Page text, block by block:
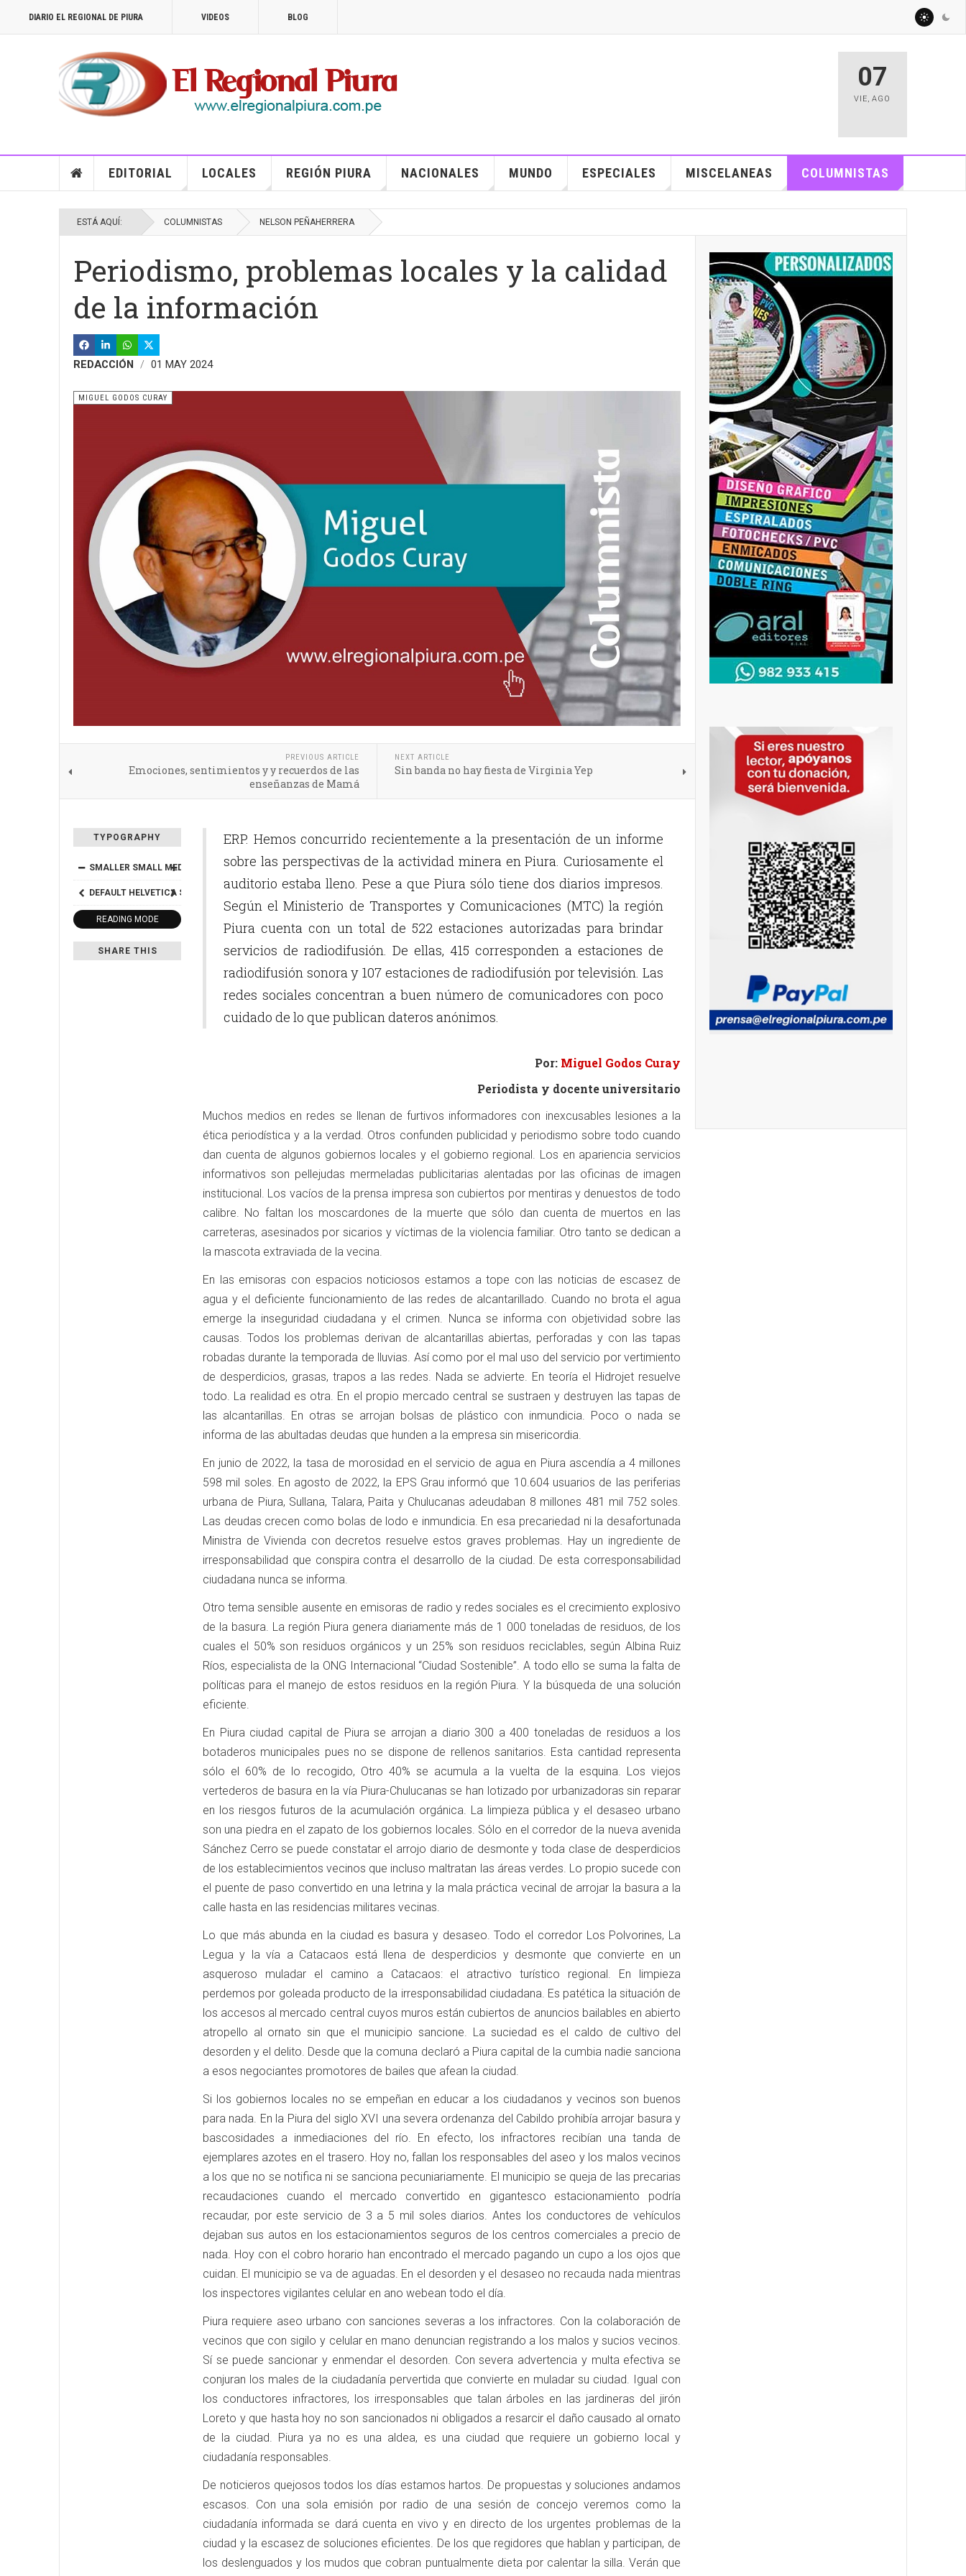
DIARIO EL REGIONAL DE PIURA VIDEOS BLOG
07
VIE,AGO
EDITORIAL LOCALES REGIÓN PIURA NACIONALES MUNDO ESPECIALES MISCELANEAS COLUMNISTAS
ESTÁ AQUÍ: COLUMNISTAS NELSON PEÑAHERRERA
Periodismo, problemas locales y la calidad
de la información
REDACCIÓN 01 MAY 2024
MIGUEL GODOS CURAY
PREVIOUS ARTICLE
Emociones, sentimientos y y recuerdos de las
enseñanzas de Mamá
NEXT ARTICLE
Sin banda no hay fiesta de Virginia Yep
TYPOGRAPHY
SMALLER SMALL MEDIUM BIGGER
DEFAULT HELVETICA SEGOE
READING MODE
SHARE THIS
ERP. Hemos concurrido recientemente a la presentación de un informe
sobre las perspectivas de la actividad minera en Piura. Curiosamente el
auditorio estaba lleno. Pese a que Piura sólo tiene dos diarios impresos.
Según el Ministerio de Transportes y Comunicaciones (MTC) la región
Piura cuenta con un total de 522 estaciones autorizadas para brindar
servicios de radiodifusión. De ellas, 415 corresponden a estaciones de
radiodifusión sonora y 107 estaciones de radiodifusión por televisión. Las
redes sociales concentran a buen número de comunicadores con poco
cuidado de lo que publican dateros anónimos.
Por: Miguel Godos Curay
Periodista y docente universitario
Muchos medios en redes se llenan de furtivos informadores con inexcusables lesiones a la
ética periodística y a la verdad. Otros confunden publicidad y periodismo sobre todo cuando
dan cuenta de algunos gobiernos locales y el gobierno regional. Los en apariencia servicios
informativos son pellejudas mermeladas publicitarias alentadas por las oficinas de imagen
institucional. Los vacíos de la prensa impresa son cubiertos por mentiras y denuestos de todo
calibre. No faltan los moscardones de la muerte que sólo dan cuenta de muertos en las
carreteras, asesinados por sicarios y víctimas de la violencia familiar. Otro tanto se dedican a
la mascota extraviada de la vecina.
En las emisoras con espacios noticiosos estamos a tope con las noticias de escasez de
agua y el deficiente funcionamiento de las redes de alcantarillado. Cuando no brota el agua
emerge la inseguridad ciudadana y el crimen. Nunca se informa con objetividad sobre las
causas. Todos los problemas derivan de alcantarillas abiertas, perforadas y con las tapas
robadas durante la temporada de lluvias. Así como por el mal uso del servicio por vertimiento
de desperdicios, grasas, trapos a las redes. Nada se advierte. En teoría el Hidrojet resuelve
todo. La realidad es otra. En el propio mercado central se sustraen y destruyen las tapas de
las alcantarillas. En otras se arrojan bolsas de plástico con inmundicia. Poco o nada se
informa de las abultadas deudas que hunden a la empresa sin misericordia.
En junio de 2022, la tasa de morosidad en el servicio de agua en Piura ascendía a 4 millones
598 mil soles. En agosto de 2022, la EPS Grau informó que 10.604 usuarios de las periferias
urbana de Piura, Sullana, Talara, Paita y Chulucanas adeudaban 8 millones 481 mil 752 soles.
Las deudas crecen como bolas de lodo e inmundicia. En esa precariedad ni la desafortunada
Ministra de Vivienda con decretos resuelve estos graves problemas. Hay un ingrediente de
irresponsabilidad que conspira contra el desarrollo de la ciudad. De esta corresponsabilidad
ciudadana nunca se informa.
Otro tema sensible ausente en emisoras de radio y redes sociales es el crecimiento explosivo
de la basura. La región Piura genera diariamente más de 1 000 toneladas de residuos, de los
cuales el 50% son residuos orgánicos y un 25% son residuos reciclables, según Albina Ruiz
Ríos, especialista de la ONG Internacional “Ciudad Sostenible”. A todo ello se suma la falta de
políticas para el manejo de estos residuos en la región Piura. Y la búsqueda de una solución
eficiente.
En Piura ciudad capital de Piura se arrojan a diario 300 a 400 toneladas de residuos a los
botaderos municipales pues no se dispone de rellenos sanitarios. Esta cantidad representa
sólo el 60% de lo recogido, Otro 40% se acumula a la vuelta de la esquina. Los viejos
vertederos de basura en la vía Piura-Chulucanas se han lotizado por urbanizadoras sin reparar
en los riesgos futuros de la acumulación orgánica. La limpieza pública y el desaseo urbano
son una piedra en el zapato de los gobiernos locales. Sólo en el corredor de la nueva avenida
Sánchez Cerro se puede constatar el arrojo diario de desmonte y toda clase de desperdicios
de los establecimientos vecinos que incluso maltratan las áreas verdes. Lo propio sucede con
el puente de paso convertido en una letrina y la mala práctica vecinal de arrojar la basura a la
calle hasta en las residencias militares vecinas.
Lo que más abunda en la ciudad es basura y desaseo. Todo el corredor Los Polvorines, La
Legua y la vía a Catacaos está llena de desperdicios y desmonte que convierte en un
asqueroso muladar el camino a Catacaos: el atractivo turístico regional. En limpieza
perdemos por goleada producto de la irresponsabilidad ciudadana. Es patética la situación de
los accesos al mercado central cuyos muros están cubiertos de anuncios bailables en abierto
atropello al ornato sin que el municipio sancione. La suciedad es el caldo de cultivo del
desorden y el delito. Desde que la comuna declaró a Piura capital de la cumbia nadie sanciona
a esos negociantes promotores de bailes que afean la ciudad.
Si los gobiernos locales no se empeñan en educar a los ciudadanos y vecinos son buenos
para nada. En la Piura del siglo XVI una severa ordenanza del Cabildo prohibía arrojar basura y
bascosidades a inmediaciones del río. En efecto, los infractores recibían una tanda de
ejemplares azotes en el trasero. Hoy no, fallan los responsables del aseo y los malos vecinos
a los que no se notifica ni se sanciona pecuniariamente. El municipio se queja de las precarias
recaudaciones cuando el mercado convertido en gigantesco estacionamiento podría
recaudar, por este servicio de 3 a 5 mil soles diarios. Antes los conductores de vehículos
dejaban sus autos en los estacionamientos seguros de los centros comerciales a precio de
nada. Hoy con el cobro horario han encontrado el mercado pagando un cupo a los ojos que
cuidan. El municipio se va de aguadas. En el desorden y el desaseo no recauda nada mientras
los inspectores vigilantes celular en ano webean todo el día.
Piura requiere aseo urbano con sanciones severas a los infractores. Con la colaboración de
vecinos que con sigilo y celular en mano denuncian registrando a los malos y sucios vecinos.
Sí se puede sancionar y enmendar el desorden. Con severa advertencia y multa efectiva se
conjuran los males de la ciudadanía pervertida que convierte en muladar su ciudad. Igual con
los conductores infractores, los irresponsables que talan árboles en las jardineras del jirón
Loreto y que hasta hoy no son sancionados ni obligados a resarcir el daño causado al ornato
de la ciudad. Piura ya no es una aldea, es una ciudad que requiere un gobierno local y
ciudadanía responsables.
De noticieros quejosos todos los días estamos hartos. De propuestas y soluciones andamos
escasos. Con una sola emisión por radio de una sesión de concejo veremos como la
ciudadanía informada se dará cuenta en vivo y en directo de los urgentes problemas de la
ciudad y la escasez de soluciones eficientes. De los que regidores que hablan y participan, de
los deslenguados y los mudos que cobran puntualmente dieta por calentar la silla. Verán que